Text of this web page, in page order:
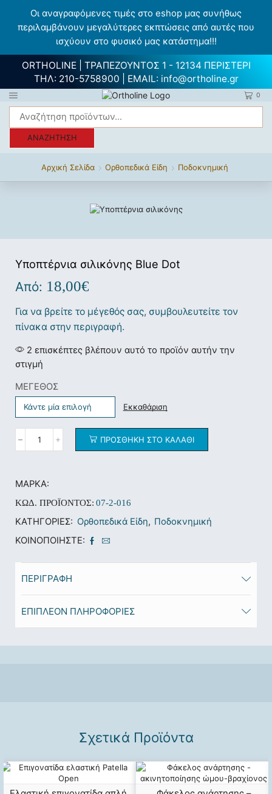
Οι αναγραφόμενες τιμές στο eshop μας συνήθως
περιλαμβάνουν μεγαλύτερες εκπτώσεις από αυτές που
ισχύουν στο φυσικό μας κατάστημα!!!
ORTHOLINE | ΤΡΑΠΕΖΟΥΝΤΟΣ 1 - 12134 ΠΕΡΙΣΤΕΡΙ
ΤΗΛ: 210-5758900 | EMAIL: info@ortholine.gr
0
ΑΝΑΖΉΤΗΣΗ
Αρχική Σελίδα Ορθοπεδικά Είδη Ποδοκνημική
Υποπτέρνια σιλικόνης Blue Dot
Από: 18,00€
Για να βρείτε το μέγεθός σας, συμβουλευτείτε τον
πίνακα στην περιγραφή.
2 επισκέπτες βλέπουν αυτό το προϊόν αυτήν την
στιγμή
ΜΕΓΕΘΟΣ
Εκκαθάριση
ΠΡΟΣΘΉΚΗ ΣΤΟ ΚΑΛΆΘΙ
ΜΆΡΚΑ:
ΚΩΔ. ΠΡΟΪΌΝΤΟΣ: 07-2-016
ΚΑΤΗΓΟΡΊΕΣ: Ορθοπεδικά Είδη, Ποδοκνημική
ΚΟΙΝΟΠΟΙΉΣΤΕ:
ΠΕΡΙΓΡΑΦΉ
ΕΠΙΠΛΈΟΝ ΠΛΗΡΟΦΟΡΊΕΣ
Σχετικά Προϊόντα